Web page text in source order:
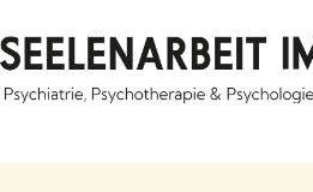
to
content